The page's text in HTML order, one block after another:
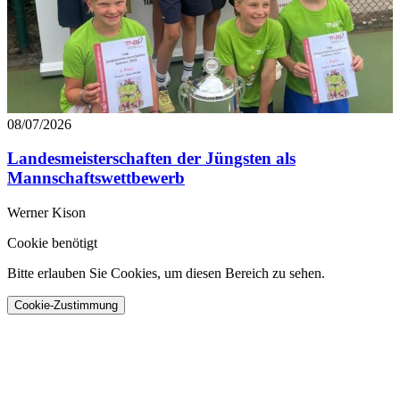
08/07/2026
Landesmeisterschaften der Jüngsten als
Mannschaftswettbewerb
Werner Kison
Cookie benötigt
Bitte erlauben Sie Cookies, um diesen Bereich zu sehen.
Cookie-Zustimmung